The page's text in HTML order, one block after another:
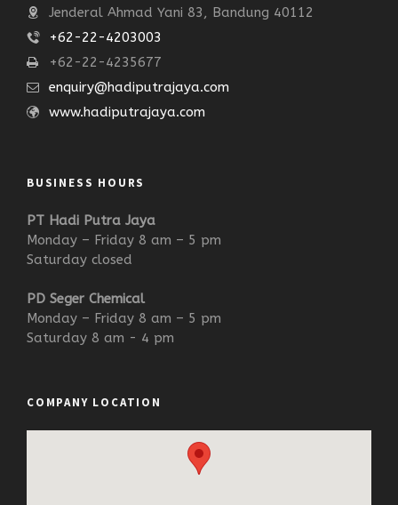
Jenderal Ahmad Yani 83, Bandung 40112
+62-22-4203003
+62-22-4235677
enquiry@hadiputrajaya.com
www.hadiputrajaya.com
BUSINESS HOURS
PT Hadi Putra Jaya
Monday – Friday 8 am – 5 pm
Saturday closed
PD Seger Chemical
Monday – Friday 8 am – 5 pm
Saturday 8 am - 4 pm
COMPANY LOCATION